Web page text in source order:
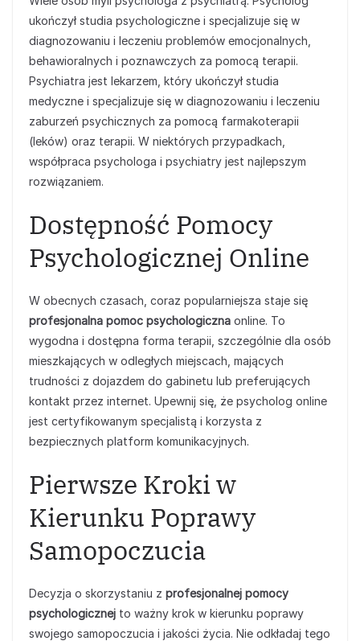
ukończył studia psychologiczne i specjalizuje się w
diagnozowaniu i leczeniu problemów emocjonalnych,
behawioralnych i poznawczych za pomocą terapii.
Psychiatra jest lekarzem, który ukończył studia
medyczne i specjalizuje się w diagnozowaniu i leczeniu
zaburzeń psychicznych za pomocą farmakoterapii
(leków) oraz terapii. W niektórych przypadkach,
współpraca psychologa i psychiatry jest najlepszym
rozwiązaniem.
Dostępność Pomocy
Psychologicznej Online
W obecnych czasach, coraz popularniejsza staje się
profesjonalna pomoc psychologiczna online. To
wygodna i dostępna forma terapii, szczególnie dla osób
mieszkających w odległych miejscach, mających
trudności z dojazdem do gabinetu lub preferujących
kontakt przez internet. Upewnij się, że psycholog online
jest certyfikowanym specjalistą i korzysta z
bezpiecznych platform komunikacyjnych.
Pierwsze Kroki w
Kierunku Poprawy
Samopoczucia
Decyzja o skorzystaniu z profesjonalnej pomocy
psychologicznej to ważny krok w kierunku poprawy
swojego samopoczucia i jakości życia. Nie odkładaj tego